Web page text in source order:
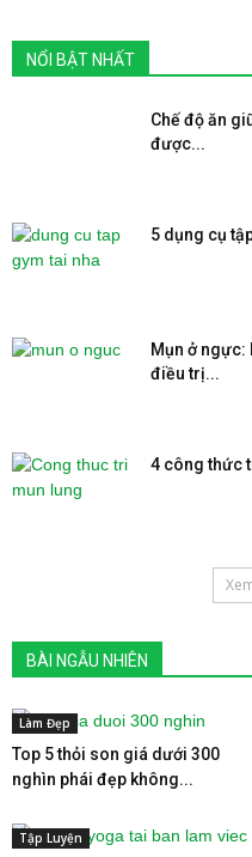
NỔI BẬT NHẤT
Chế độ ăn
được...
5 dụng cụ
Mụn ở ngực:
điều trị...
4 công thức
BÀI NGẪU NHIÊN
Làm Đẹp
Top 5 thỏi son giá dưới 300
nghìn phái đẹp không...
Tập Luyện